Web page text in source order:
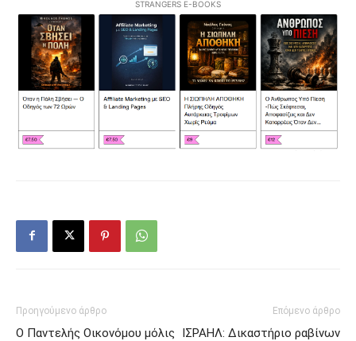
STRANGERS E-BOOKS
Προηγούμενο άρθρο
O Παντελής Οικονόμου μόλις
Επόμενο άρθρο
ΙΣΡΑΗΛ: Δικαστήριο ραβίνων